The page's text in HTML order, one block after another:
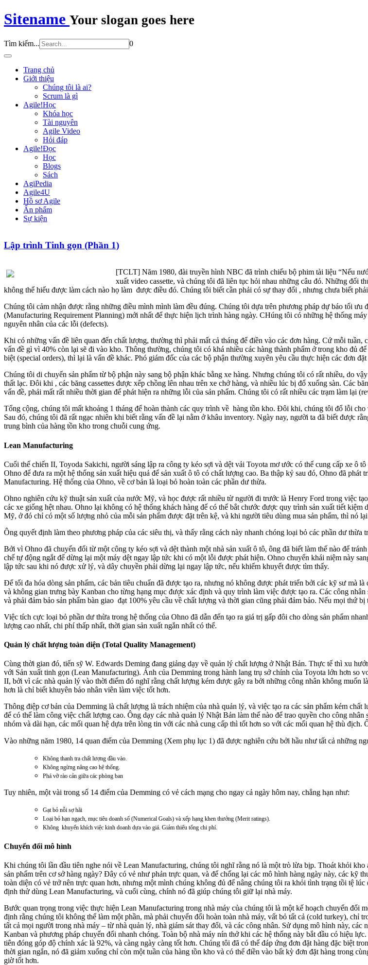
Sitename Your slogan goes here
Tìm kiếm... 0
Trang chủ
Giới thiệu
Chúng tôi là ai?
Scrum là gì
Agile!Học
Khóa học
Tài nguyên
Agile Video
Hỏi đáp
Agile!Đọc
Học
Blogs
Sách
AgiPedia
Agile4U
Hồ sơ Agile
Ấn phẩm
Sự kiện
Lập trình Tinh gọn (Phần 1)
[TCLT] Năm 1980, đài truyền hình NBC đã trình chiếu bộ phim tài liệu “Nếu
xuất video cassette, và chúng tôi đã liên tục hỏi nhau những câu đó. Những đối
không thể hiểu được làm cách nào họ làm được điều đó. Chúng tôi biết cần phải có sự thay đổi , nhưng chưa biết
Chúng tôi cảm nhận được rằng những điều mình mình làm đều đúng. Chúng tôi dựa trên phương pháp dự báo tối
(Manufacturing Requirement Planning) mới nhất để thực hiện lịch trình hàng ngày. CHúng tôi có những hệ thống
nguyên nhân của các lỗi (defects).
Khi có những vấn đề liên quan đến chất lượng, thường thì phải mất cả tháng để điền vào các đơn hàng. Cứ mỗi
vấn đề gì vì 40% còn lại sẽ đi vào kho. Thông thường, chúng tôi có khá nhiều các hàng thành phẩm ở trong kho đủ
biệt (special orders), thì lại là vấn đề khác. Phó giám đốc của các bộ phận thường xuyên yêu cầu thực hiện các đơn
Chúng tôi di chuyển sản phẩm từ bộ phận này sang bộ phận khác bằng xe hàng. Nhưng chúng tôi có rất nhiều, do
thất lạc. Đôi khi , các băng cassettes được xếp chồng lên nhau trên xe chở hàng, và nhiều lúc bị đổ xuống sàn. Các
vấn đề, phải mất rất nhiều thời gian để phát hiện ra những lỗi của sản phẩm. Chúng tôi có rất nhiều các trạm làm lại
Tổng cộng, chúng tôi mất khoảng 1 tháng để hoàn thành các quy trình về hàng tồn kho. Đôi khi, chúng tôi đổ lỗi
Sau đó, chúng tôi đã rất ngạc nhiên khi biết rằng vấn đề lại nằm ở khâu inventory. Ngày nay, người ta đã biết được
trung bình của hàng tồn kho trong chuỗi cung ứng.
Lean Manufacturing
Cuối thế chiến II, Toyoda Sakichi, người sáng lập ra công ty kéo sợi và dệt vải Toyota mơ ước có thể cung cấp xe ô
Ohno để đưa ra một hệ thống sản xuất hiệu quả để sản xuất ô tô có chất lượng cao. Ba thập kỷ sau đó, Ohno đã
Manufacturing. Hệ thống của Ohno, về cơ bản là loại bỏ hoàn toàn các phần dư thừa.
Ohno nghiên cứu kỹ thuật sản xuất của nước Mỹ, và học được rất nhiều từ người đi trước là Henry Ford trong việc
các xe giống hệt nhau. Ohno lại không có hệ thống khách hàng để có thể bắt chước được quy trình sản xuất tiết
Mỹ, ở đó chỉ có một số lượng nhỏ của mỗi sản phẩm được đặt trên kệ, và khi người tiêu dùng mua sản phẩm, thì nó
Ông quyết định làm theo phương pháp của các siêu thị, và thấy rằng cách này nhanh chóng loại bỏ các phần dư
Bởi vì Ohno đã chuyển đổi từ một công ty kéo sợi và dệt thành một nhà sản xuất ô tô, ông đã biết làm thế nào để
chế tự động ngắt để dừng lại một máy dệt ngay lập tức khi có một lỗi được phát hiện. Ohno chuyển khái niệm này
lập tức sau khi nó được xử lý, và dây chuyền phải dừng lại ngay lập tức, nếu khiếm khuyết được tìm thấy.
Để tối đa hóa dòng sản phẩm, các bản tiêu chuẩn đã được tạo ra, nhưng nó không được phát triển bởi các kỹ sư mà
và không gian trưng bày Kanban cho từng hạng mục được xác định và quy trình làm việc được tạo ra. Các công
và phải đảm bảo sản phẩm bàn giao đạt 100% yêu cầu về chất lượng và thời gian cũng phải đảm bảo. Nếu mọi thứ
Việc tích cực loại bỏ phần dư thừa trong hệ thống của Ohno đã dẫn đến tạo ra giá trị gấp đôi cho dòng sản phẩm
lượng cao nhất, chi phí thấp nhất, thời gian sản xuất ngắn nhất có thể.
Quản lý chất lượng toàn diện (Total Quality Management)
Cùng thời gian đó, tiến sỹ W. Edwards Deming đang giảng dạy về quản lý chất lượng ở Nhật Bản. Thực tế thì xu
với Sản xuất tinh gọn (Lean Manufacturing). Ảnh của Demming trong hành lang trụ sở chính của Toyota lớn hơn so
II, bởi vì các nhà quản lý vào thời điểm đó nghĩ rằng chất lượng kém được gây ra bởi những công nhân không
hơn là chỉ biết khuyên bảo nhân viên làm việc tốt hơn.
Thông điệp cơ bản của Demming là chất lượng là trách nhiệm của nhà quản lý, và việc tạo ra các sản phẩm kém
để có thể làm công việc chất lượng cao. Ông dạy các nhà quản lý Nhật Bản làm thế nào để trao quyền cho công
nhóm và dài hạn, các mối quan hệ dựa trên lòng tin với các nhà cung cấp thì tốt hơn so với các mối quan hệ thù
Vào những năm 1980, 14 quan điểm của Demming (Xem phụ lục 1) đã được nghiên cứu bởi hầu như tất cả những
Không thanh tra chất lượng đầu vào.
Không ngừng nâng cao hệ thống.
Phá vỡ rào cản giữa các phòng ban
Tuy nhiên, một vài trong số 14 điểm của Demming có vẻ cách mạng cho ngay cả ngày hôm nay, chẳng hạn như:
Gạt bỏ nỗi sợ hãi
Loại bỏ hạn ngạch, mục tiêu doanh số (Numerical Goals) và xếp hạng khen thưởng (Merit ratings).
Không khuyến khích việc kinh doanh dựa vào giá. Giảm thiểu tổng chi phí.
Chuyển đổi mô hình
Khi chúng tôi lần đầu tiên nghe nói về Lean Manufacturing, chúng tôi nghĩ rằng nó là một trò lừa bịp. Thoát khỏi
sản phẩm trên cơ sở hàng ngày? Đây có vẻ như phản trực quan, và để chống lại các mô hình hàng ngày này, các
toàn diện có vẻ trở nên trực quan hơn, nhưng một mình chúng không đủ để nâng chúng tôi ra khỏi tình trạng tồi tệ
định thử dùng Lean Manufacturing, và cuối cùng, chính nó đã giúp chúng tôi giữ lại nhà máy.
Bước quan trọng trong việc thực hiện Lean Manufacturing trong nhà máy của chúng tôi là một kế hoạch chuyển đổi
định rằng chúng tôi không thể làm một phần, mà phải chuyển đổi hoàn toàn nhà máy, vất bỏ tất cả (cold turkey),
tất cả mọi người trong nhà máy – từ nhà quản lý, nhà giám sát thay đổi, và các công nhân. Sử dụng mô hình này,
Kanban và phương pháp chuyển đổi nhanh chóng. Toàn bộ nhà máy nín thở khi các hệ thống này bắt đầu có hiệu
tiên đóng góp độ chính xác là 92%, và càng ngày càng tốt hơn. Chúng tôi đã có thể đáp ứng đơn đặt hàng đặc biệt
thời gian ngắn, nó đã giảm xuống chỉ còn một tuần của hàng tồn kho và có thể điền vào bất kỳ đơn đặt hàng trong
giờ tốt hơn.